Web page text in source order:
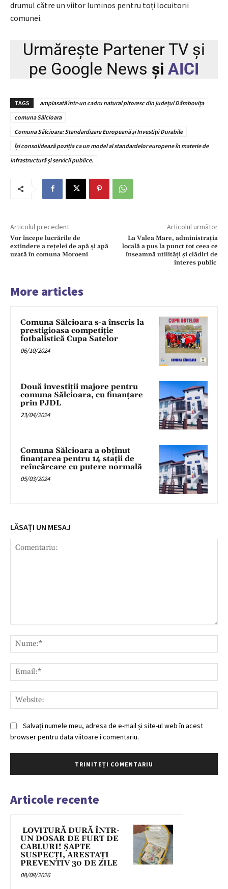
drumul către un viitor luminos pentru toți locuitorii
comunei.
Urmărește Partener TV și
pe Google News și AICI
TAGS
amplasată într-un cadru natural pitoresc din județul Dâmbovița
comuna Sălcioara
Comuna Sălcioara: Standardizare Europeană și Investiții Durabile
își consolidează poziția ca un model al standardelor europene în materie de
infrastructură și servicii publice.
Articolul precedent
Vor începe lucrările de
extindere a rețelei de apă și apă
uzată în comuna Moroeni
Articolul următor
La Valea Mare, administrația
locală a pus la punct tot ceea ce
înseamnă utilități și clădiri de
interes public
More articles
Comuna Sălcioara s-a înscris la
prestigioasa competiție
fotbalistică Cupa Satelor
06/10/2024
Două investiții majore pentru
comuna Sălcioara, cu finanțare
prin PJDL
23/04/2024
Comuna Sălcioara a obținut
finanțarea pentru 14 stații de
reîncărcare cu putere normală
05/03/2024
LĂSAȚI UN MESAJ
Salvați numele meu, adresa de e-mail și site-ul web în acest
browser pentru data viitoare i comentariu.
Articole recente
LOVITURĂ DURĂ ÎNTR-
UN DOSAR DE FURT DE
CABLURI! ȘAPTE
SUSPECȚI, ARESTAȚI
PREVENTIV 30 DE ZILE
08/08/2026